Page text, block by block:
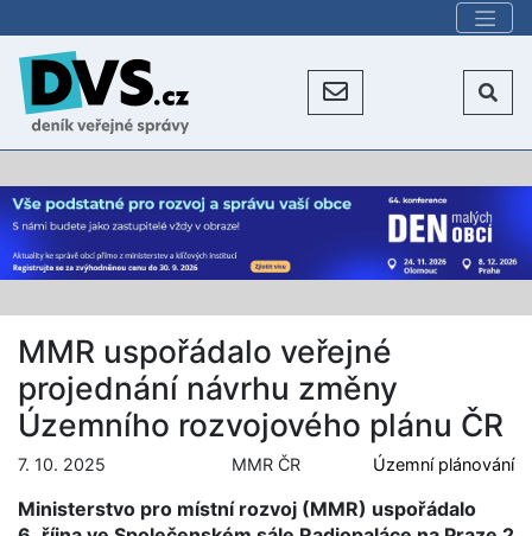
MMR uspořádalo veřejné
projednání návrhu změny
Územního rozvojového plánu ČR
7. 10. 2025 MMR ČR Územní plánování
Ministerstvo pro místní rozvoj (MMR) uspořádalo